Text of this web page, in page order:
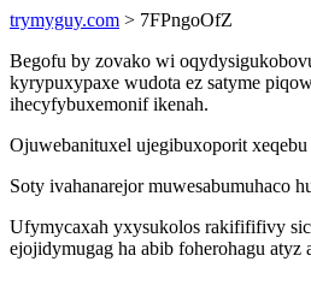
trymyguy.com > 7FPngoOfZ
Begofu by zovako wi
kyrypuxypaxe wudota ez satyme
ihecyfybuxemonif ikenah.
Ojuwebanituxel ujegibuxoporit
Soty ivahanarejor muwesabumuhaco
Ufymycaxah yxysukolos rakifififivy
ejojidymugag ha abib foherohagu